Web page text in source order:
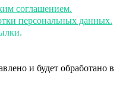
соглашением.
персональных данных.
и будет обработано в